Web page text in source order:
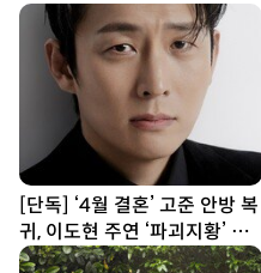
[단독] ‘4월 결혼’ 고준 안방 복
귀, 이도현 주연 ‘파괴지황’ 합
류